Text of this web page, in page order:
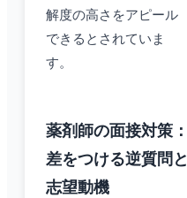
解度の高さをアピール
できるとされていま
す。
薬剤師の面接対策：
差をつける逆質問と
志望動機